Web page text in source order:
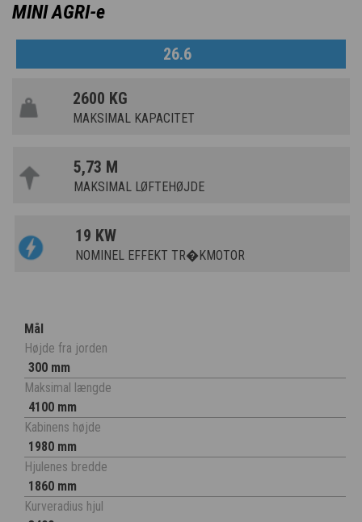
MINI AGRI-e
26.6
2600 KG
MAKSIMAL KAPACITET
5,73 M
MAKSIMAL LØFTEHØJDE
19 KW
NOMINEL EFFEKT TR�KMOTOR
Mål
Højde fra jorden
300 mm
Maksimal længde
4100 mm
Kabinens højde
1980 mm
Hjulenes bredde
1860 mm
Kurveradius hjul